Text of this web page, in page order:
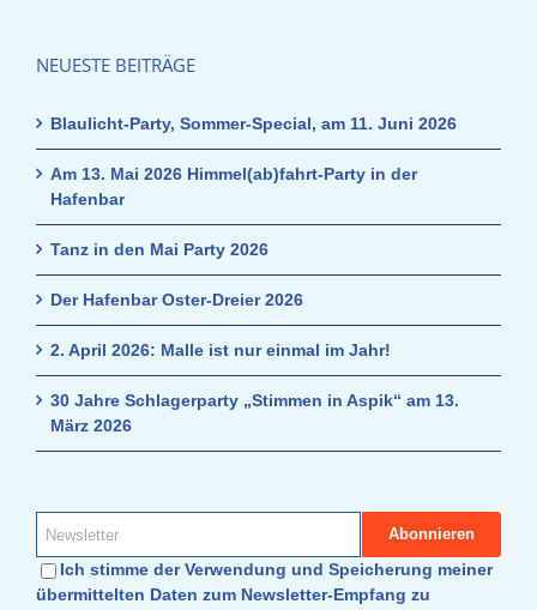
NEUESTE BEITRÄGE
Blaulicht-Party, Sommer-Special, am 11. Juni 2026
Am 13. Mai 2026 Himmel(ab)fahrt-Party in der
Hafenbar
Tanz in den Mai Party 2026
Der Hafenbar Oster-Dreier 2026
2. April 2026: Malle ist nur einmal im Jahr!
30 Jahre Schlagerparty „Stimmen in Aspik“ am 13.
März 2026
Ich stimme der Verwendung und Speicherung meiner
übermittelten Daten zum Newsletter-Empfang zu